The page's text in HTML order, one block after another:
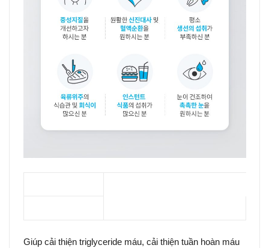
Giúp cải thiện triglyceride máu, cải thiện tuần hoàn máu